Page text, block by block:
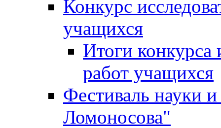
Конкурс
учащихся
Итоги конкурса
работ учащихся
Фестиваль науки
Ломоносова"